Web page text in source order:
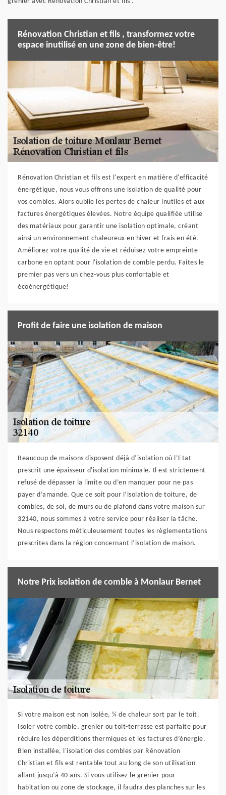
Rénovation Christian et fils , transformez votre
espace inutilisé en une zone de bien-être!
Rénovation Christian et fils est l'expert en matière d'efficacité
énergétique, nous vous offrons une isolation de qualité pour
vos combles. Alors oublie les pertes de chaleur inutiles et aux
factures énergétiques élevées. Notre équipe qualifiée utilise
des matériaux pour garantir une isolation optimale, créant
ainsi un environnement chaleureux en hiver et frais en été.
Améliorez votre qualité de vie et réduisez votre empreinte
carbone en optant pour l'isolation de comble perdu. Faites le
premier pas vers un chez-vous plus confortable et
écoénergétique!
Profit de faire une isolation de maison
Beaucoup de maisons disposent déjà d’isolation où l’Etat
prescrit une épaisseur d'isolation minimale. Il est strictement
refusé de dépasser la limite ou d’en manquer pour ne pas
payer d’amande. Que ce soit pour l’isolation de toiture, de
combles, de sol, de murs ou de plafond dans votre maison sur
32140, nous sommes à votre service pour réaliser la tâche.
Nous respectons méticuleusement toutes les règlementations
prescrites dans la région concernant l’isolation de maison.
Notre Prix isolation de comble à Monlaur Bernet
Si votre maison est non isolée, ¼ de chaleur sort par le toit.
Isoler votre comble, grenier ou toit-terrasse est parfaite pour
réduire les déperditions thermiques et les factures d’énergie.
Bien installée, l'isolation des combles par Rénovation
Christian et fils est rentable tout au long de son utilisation
allant jusqu’à 40 ans. Si vous utilisez le grenier pour
habitation ou zone de stockage, il faudra des planches sur les